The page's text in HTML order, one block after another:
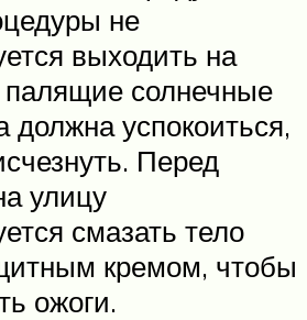
не
выходить на
палящие солнечные
должна успокоиться,
Перед
улицу
смазать тело
кремом, чтобы
ожоги.